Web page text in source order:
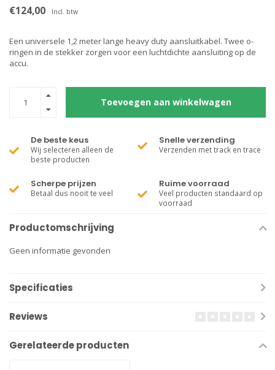
€124,00 Incl. btw
Een universele 1,2 meter lange heavy duty aansluitkabel. Twee o-
ringen in de stekker zorgen voor een luchtdichte aansluiting op de
accu.
Toevoegen aan winkelwagen
De beste keus
Wij selecteren alleen de
beste producten
Snelle verzending
Verzenden met track en trace
Scherpe prijzen
Betaal dus nooit te veel
Ruime voorraad
Veel producten standaard op
voorraad
Productomschrijving
Geen informatie gevonden
Specificaties
Reviews
Gerelateerde producten